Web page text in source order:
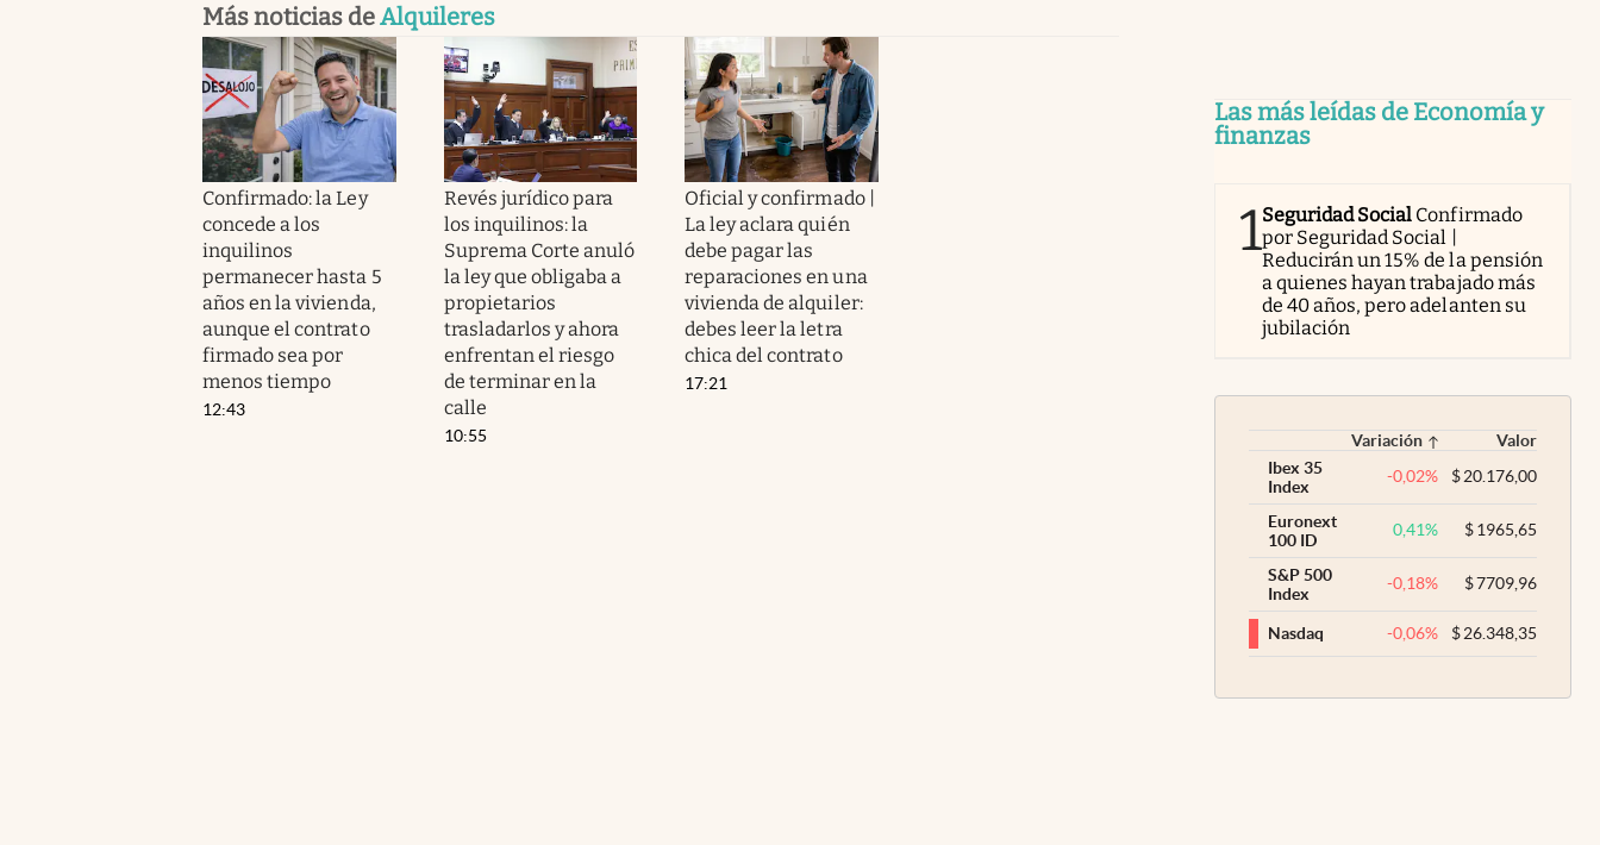
Más noticias deAlquileres
Confirmado: la Ley
concede a los
inquilinos
permanecer hasta 5
años en la vivienda,
aunque el contrato
firmado sea por
menos tiempo
12:43
Revés jurídico para
los inquilinos: la
Suprema Corte anuló
la ley que obligaba a
propietarios
trasladarlos y ahora
enfrentan el riesgo
de terminar en la
calle
10:55
Oficial y confirmado |
La ley aclara quién
debe pagar las
reparaciones en una
vivienda de alquiler:
debes leer la letra
chica del contrato
17:21
Las más leídas de Economía y
finanzas
1Seguridad Social Confirmado
por Seguridad Social |
Reducirán un 15% de la pensión
a quienes hayan trabajado más
de 40 años, pero adelanten su
jubilación
Variación
Valor
Ibex 35
Index
-0,02% $20.176,00
Euronext
100 ID
0,41% $1965,65
S&P 500
Index
-0,18% $7709,96
Nasdaq -0,06% $26.348,35